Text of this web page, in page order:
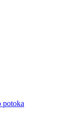
potoka